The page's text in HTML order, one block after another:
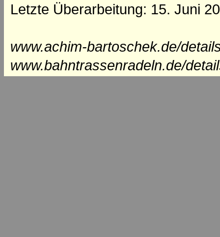
Letzte Überarbeitung: 15. Juni
www.achim-bartoschek.de/
www.bahntrassenradeln.de/